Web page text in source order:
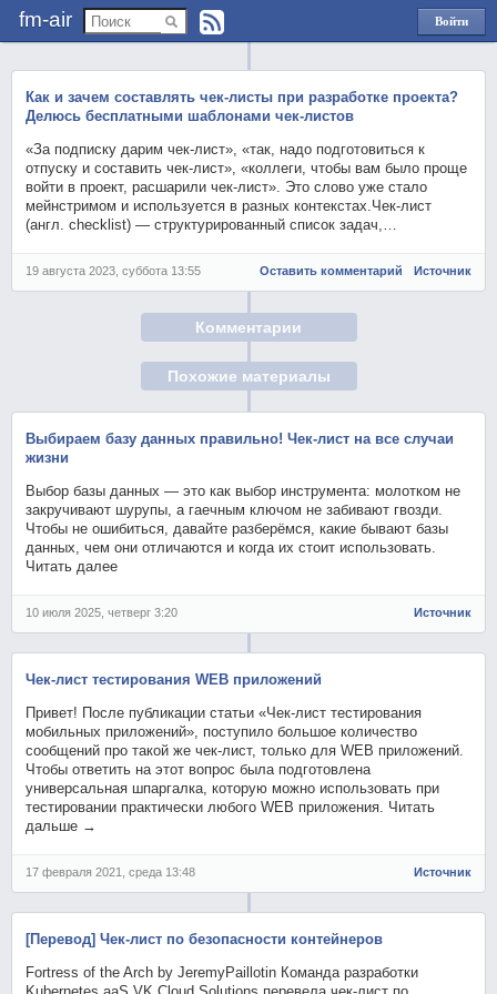
fm-air
Войти
через
Как и зачем составлять чек-листы при разработке проекта?
Делюсь бесплатными шаблонами чек-листов
«За подписку дарим чек-лист», «так, надо подготовиться к
отпуску и составить чек-лист», «коллеги, чтобы вам было проще
войти в проект, расшарили чек-лист». Это слово уже стало
мейнстримом и используется в разных контекстах.Чек-лист
(англ. checklist) — структурированный список задач,…
19 августа 2023, суббота 13:55 Оставить комментарий Источник
Комментарии
Похожие материалы
Выбираем базу данных правильно! Чек-лист на все случаи
жизни
Выбор базы данных — это как выбор инструмента: молотком не
закручивают шурупы, а гаечным ключом не забивают гвозди.
Чтобы не ошибиться, давайте разберёмся, какие бывают базы
данных, чем они отличаются и когда их стоит использовать.
Читать далее
10 июля 2025, четверг 3:20 Источник
Чек-лист тестирования WEB приложений
Привет! После публикации статьи «Чек-лист тестирования
мобильных приложений», поступило большое количество
сообщений про такой же чек-лист, только для WEB приложений.
Чтобы ответить на этот вопрос была подготовлена
универсальная шпаргалка, которую можно использовать при
тестировании практически любого WEB приложения. Читать
дальше →
17 февраля 2021, среда 13:48 Источник
[Перевод] Чек-лист по безопасности контейнеров
Fortress of the Arch by JeremyPaillotin Команда разработки